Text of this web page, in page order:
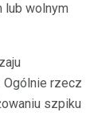
lub wolnym
Ogólnie rzecz
szpiku